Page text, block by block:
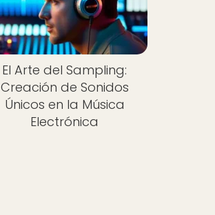
El Arte del Sampling:
Creación de Sonidos
Únicos en la Música
Electrónica